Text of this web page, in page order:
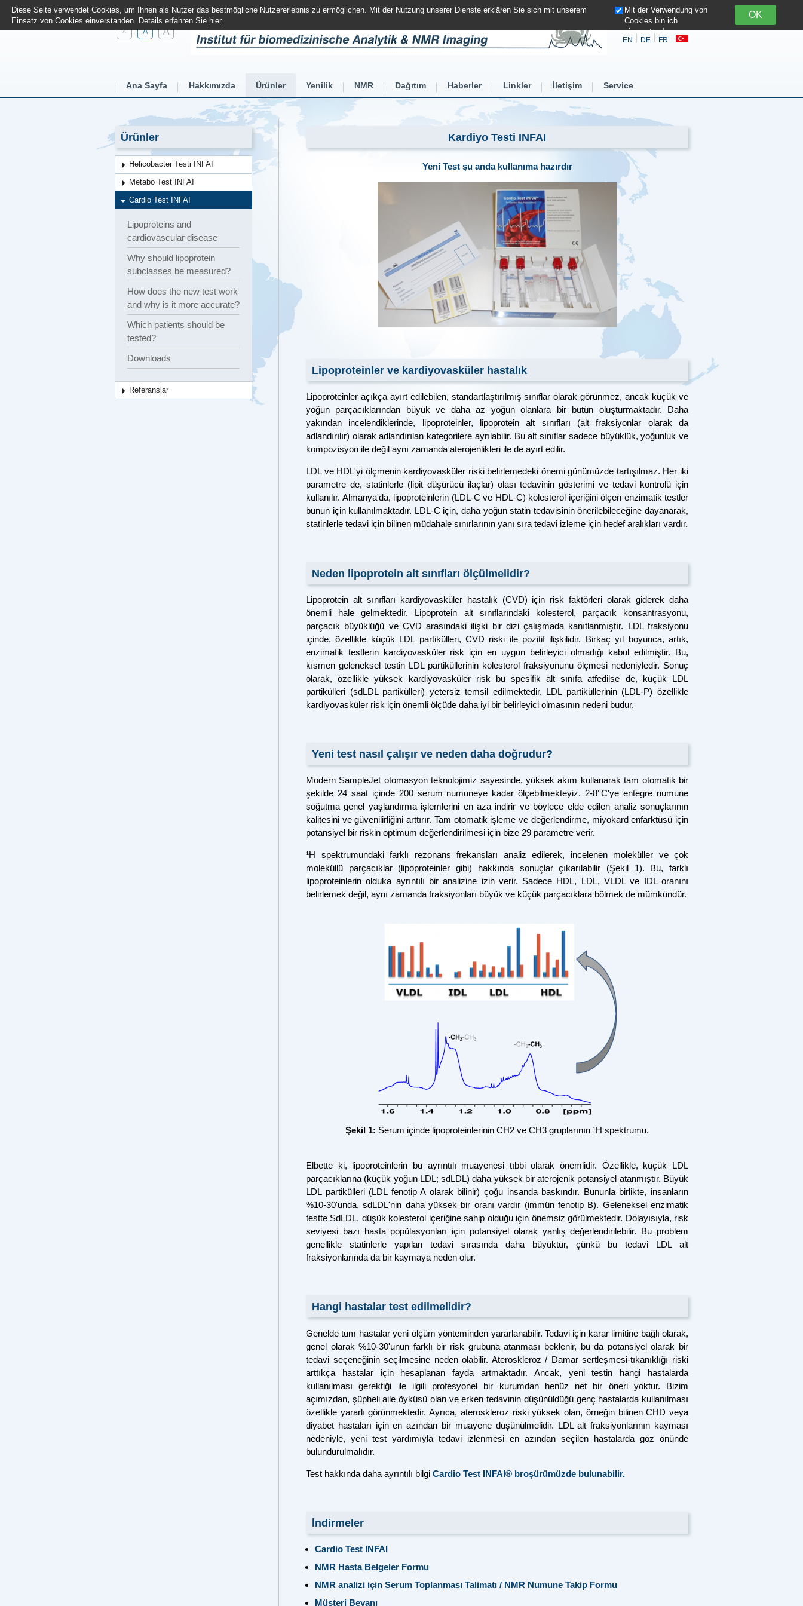
A A A
EN DE FR
Ana Sayfa Hakkımızda Ürünler Yenilik NMR Dağıtım Haberler Linkler İletişim Service
Ürünler
Helicobacter Testi INFAI
Metabo Test INFAI
Cardio Test INFAI
Lipoproteins and
cardiovascular disease
Why should lipoprotein
subclasses be measured?
How does the new test work
and why is it more accurate?
Which patients should be
tested?
Downloads
Referanslar
Kardiyo Testi INFAI
Yeni Test şu anda kullanıma hazırdır
Lipoproteinler ve kardiyovasküler hastalık
Lipoproteinler açıkça ayırt edilebilen, standartlaştırılmış sınıflar olarak görünmez, ancak küçük ve
yoğun parçacıklarından büyük ve daha az yoğun olanlara bir bütün oluşturmaktadır. Daha
yakından incelendiklerinde, lipoproteinler, lipoprotein alt sınıfları (alt fraksiyonlar olarak da
adlandırılır) olarak adlandırılan kategorilere ayrılabilir. Bu alt sınıflar sadece büyüklük, yoğunluk ve
kompozisyon ile değil aynı zamanda aterojenlikleri ile de ayırt edilir.
LDL ve HDL'yi ölçmenin kardiyovasküler riski belirlemedeki önemi günümüzde tartışılmaz. Her iki
parametre de, statinlerle (lipit düşürücü ilaçlar) olası tedavinin gösterimi ve tedavi kontrolü için
kullanılır. Almanya'da, lipoproteinlerin (LDL-C ve HDL-C) kolesterol içeriğini ölçen enzimatik testler
bunun için kullanılmaktadır. LDL-C için, daha yoğun statin tedavisinin önerilebileceğine dayanarak,
statinlerle tedavi için bilinen müdahale sınırlarının yanı sıra tedavi izleme için hedef aralıkları vardır .
Neden lipoprotein alt sınıfları ölçülmelidir?
Lipoprotein alt sınıfları kardiyovasküler hastalık (CVD) için risk faktörleri olarak giderek daha
önemli hale gelmektedir. Lipoprotein alt sınıflarındaki kolesterol, parçacık konsantrasyonu,
parçacık büyüklüğü ve CVD arasındaki ilişki bir dizi çalışmada kanıtlanmıştır. LDL fraksiyonu
içinde, özellikle küçük LDL partikülleri, CVD riski ile pozitif ilişkilidir. Birkaç yıl boyunca, artık,
enzimatik testlerin kardiyovasküler risk için en uygun belirleyici olmadığı kabul edilmiştir. Bu,
kısmen geleneksel testin LDL partiküllerinin kolesterol fraksiyonunu ölçmesi nedeniyledir. Sonuç
olarak, özellikle yüksek kardiyovasküler risk bu spesifik alt sınıfa atfedilse de, küçük LDL
partikülleri (sdLDL partikülleri) yetersiz temsil edilmektedir. LDL partiküllerinin (LDL-P) özellikle
kardiyovasküler risk için önemli ölçüde daha iyi bir belirleyici olmasının nedeni budur .
Yeni test nasıl çalışır ve neden daha doğrudur?
Modern SampleJet otomasyon teknolojimiz sayesinde, yüksek akım kullanarak tam otomatik bir
şekilde 24 saat içinde 200 serum numuneye kadar ölçebilmekteyiz. 2-8°C'ye entegre numune
soğutma genel yaşlandırma işlemlerini en aza indirir ve böylece elde edilen analiz sonuçlarının
kalitesini ve güvenilirliğini arttırır. Tam otomatik işleme ve değerlendirme, miyokard enfarktüsü için
potansiyel bir riskin optimum değerlendirilmesi için bize 29 parametre verir .
¹H spektrumundaki farklı rezonans frekansları analiz edilerek, incelenen moleküller ve çok
moleküllü parçacıklar (lipoproteinler gibi) hakkında sonuçlar çıkarılabilir (Şekil 1). Bu, farklı
lipoproteinlerin olduka ayrıntılı bir analizine izin verir. Sadece HDL, LDL, VLDL ve IDL oranını
belirlemek değil, aynı zamanda fraksiyonları büyük ve küçük parçacıklara bölmek de mümkündür .
Şekil 1: Serum içinde lipoproteinlerinin CH2 ve CH3 gruplarının ¹H spektrumu .
Elbette ki, lipoproteinlerin bu ayrıntılı muayenesi tıbbi olarak önemlidir. Özellikle, küçük LDL
parçacıklarına (küçük yoğun LDL; sdLDL) daha yüksek bir aterojenik potansiyel atanmıştır. Büyük
LDL partikülleri (LDL fenotip A olarak bilinir) çoğu insanda baskındır. Bununla birlikte, insanların
%10-30'unda, sdLDL'nin daha yüksek bir oranı vardır (immün fenotip B). Geleneksel enzimatik
testte SdLDL, düşük kolesterol içeriğine sahip olduğu için önemsiz görülmektedir. Dolayısıyla, risk
seviyesi bazı hasta popülasyonları için potansiyel olarak yanlış değerlendirilebilir. Bu problem
genellikle statinlerle yapılan tedavi sırasında daha büyüktür, çünkü bu tedavi LDL alt
fraksiyonlarında da bir kaymaya neden olur .
Hangi hastalar test edilmelidir?
Genelde tüm hastalar yeni ölçüm yönteminden yararlanabilir. Tedavi için karar limitine bağlı olarak,
genel olarak %10-30'unun farklı bir risk grubuna atanması beklenir, bu da potansiyel olarak bir
tedavi seçeneğinin seçilmesine neden olabilir. Ateroskleroz / Damar sertleşmesi-tıkanıklığı riski
arttıkça hastalar için hesaplanan fayda artmaktadır. Ancak, yeni testin hangi hastalarda
kullanılması gerektiği ile ilgili profesyonel bir kurumdan henüz net bir öneri yoktur. Bizim
açımızdan, şüpheli aile öyküsü olan ve erken tedavinin düşünüldüğü genç hastalarda kullanılması
özellikle yararlı görünmektedir. Ayrıca, ateroskleroz riski yüksek olan, örneğin bilinen CHD veya
diyabet hastaları için en azından bir muayene düşünülmelidir. LDL alt fraksiyonlarının kayması
nedeniyle, yeni test yardımıyla tedavi izlenmesi en azından seçilen hastalarda göz önünde
bulundurulmalıdır.
Test hakkında daha ayrıntılı bilgi Cardio Test INFAI® broşürümüzde bulunabilir.
İndirmeler
Cardio Test INFAI
NMR Hasta Belgeler Formu
NMR analizi için Serum Toplanması Talimatı / NMR Numune Takip Formu
Müşteri Beyanı
Diese Seite verwendet Cookies, um Ihnen als Nutzer das bestmögliche Nutzererlebnis zu ermöglichen. Mit der Nutzung unserer Dienste erklären Sie sich mit unserem
Einsatz von Cookies einverstanden. Details erfahren Sie hier.
Mit der Verwendung von
Cookies bin ich
einverstanden